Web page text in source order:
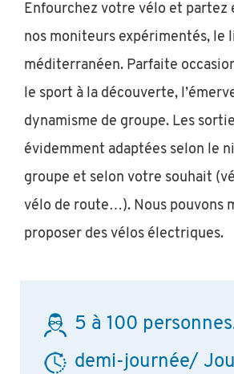
Enfourchez votre vélo et partez
nos moniteurs expérimentés, le
méditerranéen. Parfaite
le sport à la découverte,
dynamisme de groupe. Les
évidemment adaptées selon le
groupe et selon votre souhait
vélo de route…). Nous pouvons
proposer des vélos électriques.
5 à 100
demi-journée/